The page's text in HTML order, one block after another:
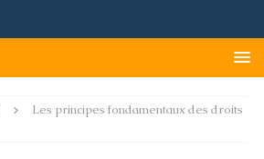
Les principes fondamentaux des droits